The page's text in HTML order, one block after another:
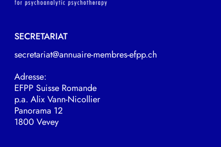
SECRETARIAT
secretariat@annuaire-membres-efpp.ch
Adresse:
EFPP Suisse Romande
p.a. Alix Vann-Nicollier
Panorama 12
1800 Vevey